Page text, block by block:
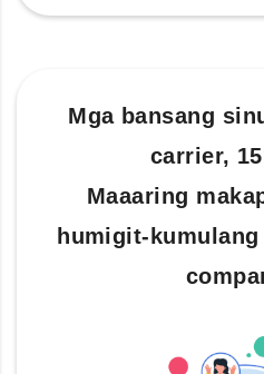
Mga bansang
carrier,
Maaaring
humigit-